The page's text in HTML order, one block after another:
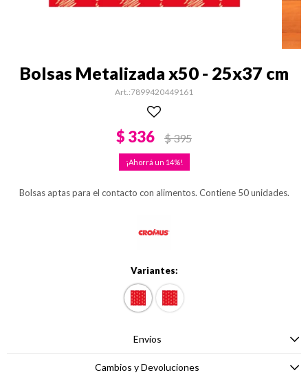
Bolsas Metalizada x50 - 25x37 cm
7899420449161
$ 336 $395
14
Bolsas aptas para el contacto con alimentos. Contiene 50 unidades.
Variantes:
Envíos
Cambios y Devoluciones